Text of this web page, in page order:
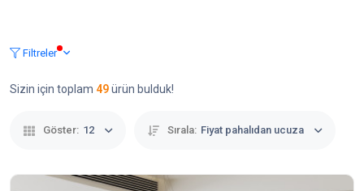
Filtreler
Sizin için toplam 49ürün bulduk!
Göster: 12 Sırala: Fiyat pahalıdan ucuza